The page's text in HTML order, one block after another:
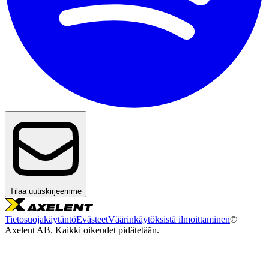
Tilaa uutiskirjeemme
TietosuojakäytäntöEvästeetVäärinkäytöksistä ilmoittaminen©
Axelent AB. Kaikki oikeudet pidätetään.